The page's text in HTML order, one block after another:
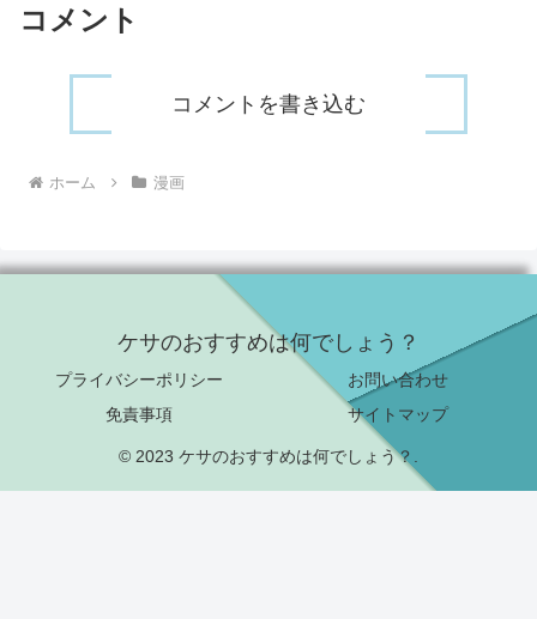
コメント
コメントを書き込む
ホーム 漫画
ケサのおすすめは何でしょう？
プライバシーポリシー
お問い合わせ
免責事項
サイトマップ
© 2023 ケサのおすすめは何でしょう？.